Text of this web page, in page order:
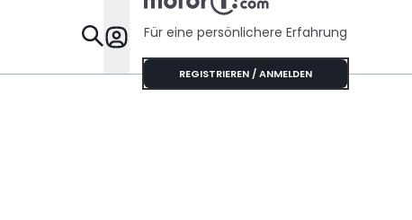
Specials
Für eine persönlichere Erfahrung
REGISTRIEREN / ANMELDEN